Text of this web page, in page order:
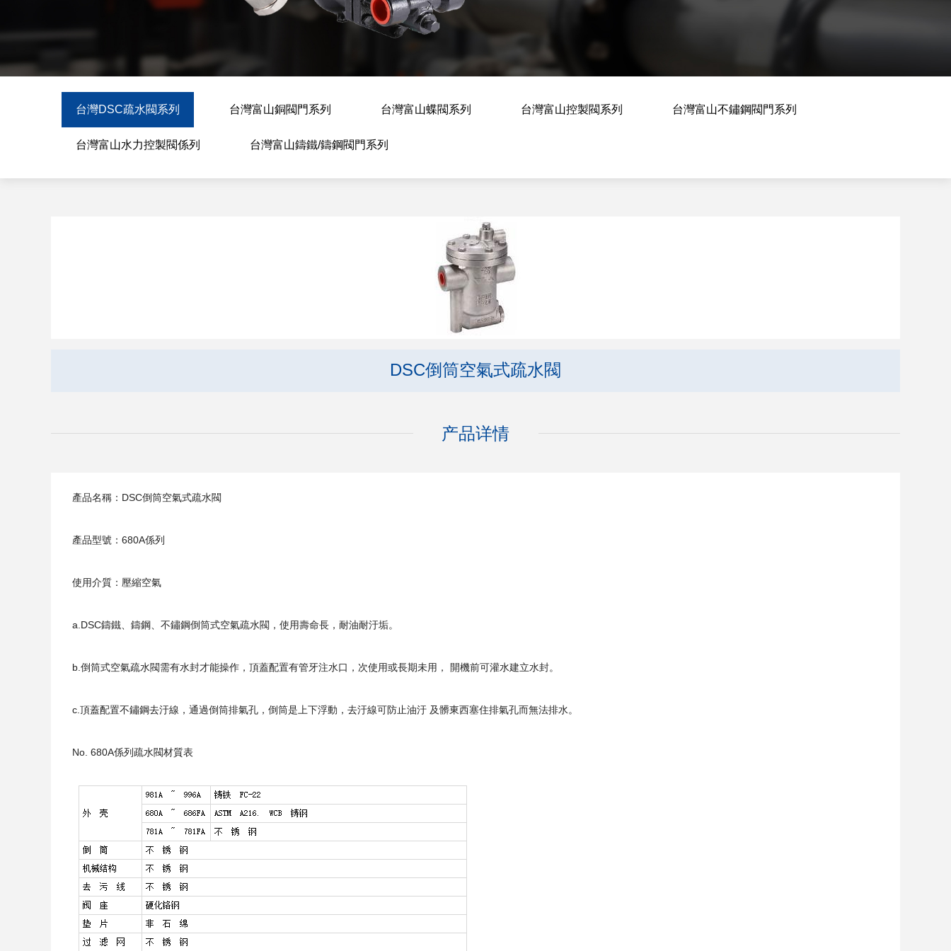
台灣DSC疏水閥系列 台灣富山銅閥門系列 台灣富山蝶閥系列 台灣富山控製閥系列 台灣富山不鏽鋼閥門系列
台灣富山水力控製閥係列 台灣富山鑄鐵/鑄鋼閥門系列
DSC倒筒空氣式疏水閥
产品详情
產品名稱：DSC倒筒空氣式疏水閥
產品型號：680A係列
使用介質：壓縮空氣
a.DSC鑄鐵、鑄鋼、不鏽鋼倒筒式空氣疏水閥，使用壽命長，耐油耐汙垢。
b.倒筒式空氣疏水閥需有水封才能操作，頂蓋配置有管牙注水口，次使用或長期未用， 開機前可灌水建立水封。
c.頂蓋配置不鏽鋼去汙線，通過倒筒排氣孔，倒筒是上下浮動，去汙線可防止油汙 及髒東西塞住排氣孔而無法排水。
No. 680A係列疏水閥材質表